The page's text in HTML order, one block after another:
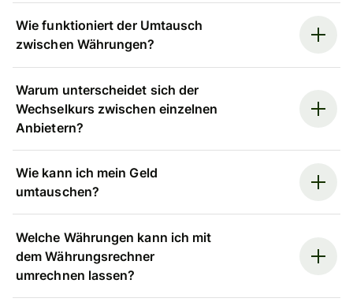
Wie funktioniert der Umtausch
zwischen Währungen?
Warum unterscheidet sich der
Wechselkurs zwischen einzelnen
Anbietern?
Wie kann ich mein Geld
umtauschen?
Welche Währungen kann ich mit
dem Währungsrechner
umrechnen lassen?